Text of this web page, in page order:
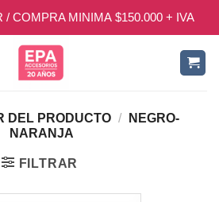
/ COMPRA MINIMA $150.000 + IVA
DEL PRODUCTO /
NEGRO-
NARANJA
FILTRAR